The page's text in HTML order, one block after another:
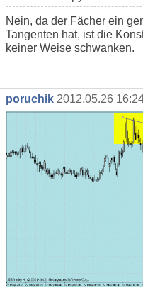
Nein, da der Fächer ein
Tangenten hat, ist die
keiner Weise schwanken.
poruchik 2012.05.26